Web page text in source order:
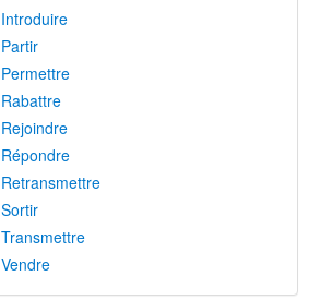
Introduire
Partir
Permettre
Rabattre
Rejoindre
Répondre
Retransmettre
Sortir
Transmettre
Vendre